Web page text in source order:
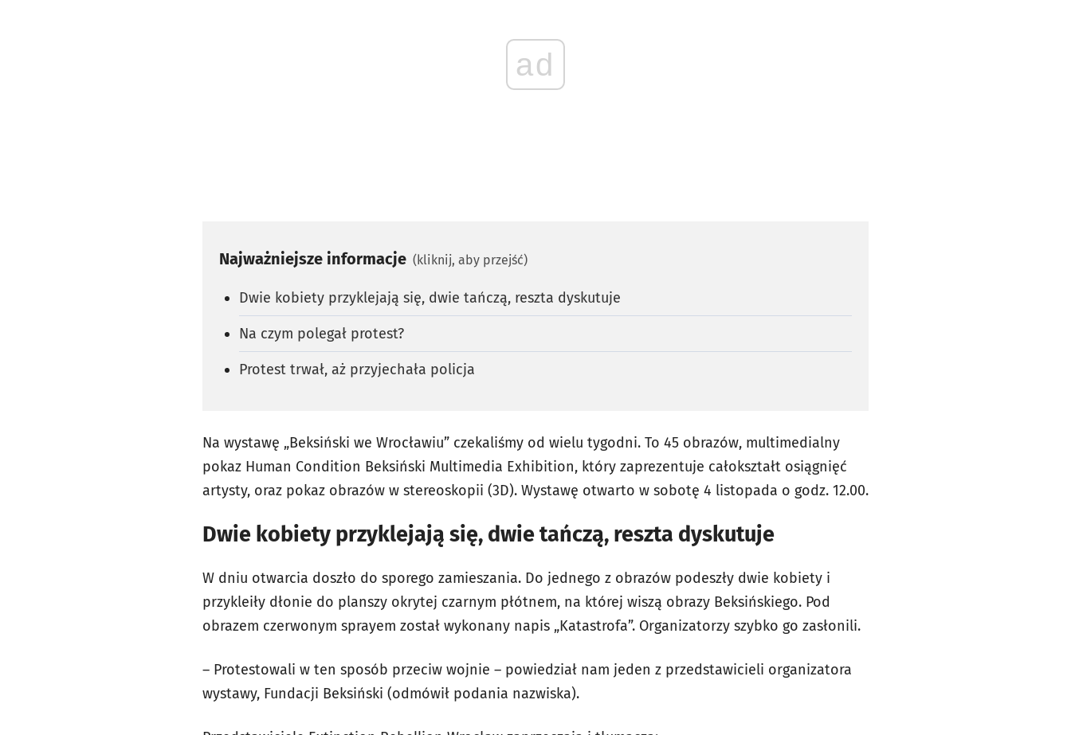
ad
Najważniejsze informacje (kliknij, aby przejść)
Dwie kobiety przyklejają się, dwie tańczą, reszta dyskutuje
Na czym polegał protest?
Protest trwał, aż przyjechała policja
Na wystawę „Beksiński we Wrocławiu” czekaliśmy od wielu tygodni. To 45 obrazów, multimedialny
pokaz Human Condition Beksiński Multimedia Exhibition, który zaprezentuje całokształt osiągnięć
artysty, oraz pokaz obrazów w stereoskopii (3D). Wystawę otwarto w sobotę 4 listopada o godz. 12.00.
Dwie kobiety przyklejają się, dwie tańczą, reszta dyskutuje
W dniu otwarcia doszło do sporego zamieszania. Do jednego z obrazów podeszły dwie kobiety i
przykleiły dłonie do planszy okrytej czarnym płótnem, na której wiszą obrazy Beksińskiego. Pod
obrazem czerwonym sprayem został wykonany napis „Katastrofa”. Organizatorzy szybko go zasłonili.
– Protestowali w ten sposób przeciw wojnie – powiedział nam jeden z przedstawicieli organizatora
wystawy, Fundacji Beksiński (odmówił podania nazwiska).